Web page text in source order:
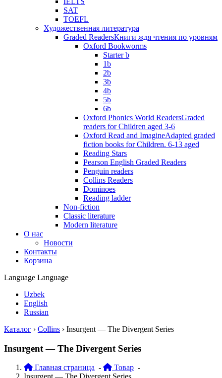
SAT
TOEFL
Художественная литература
Graded ReadersКниги ждя чтения по уровням
Oxford Bookworms
Starter b
1b
2b
3b
4b
5b
6b
Oxford Phonics World ReadersGraded
readers for Children aged 3-6
Oxford Read and ImagineAdapted graded
fiction books for Children. 6-13 aged
Reading Stars
Pearson English Graded Readers
Penguin readers
Collins Readers
Dominoes
Reading ladder
Non-fiction
Classic literature
Modern literature
О нас
Новости
Контакты
Корзина
Language Language
Uzbek
English
Russian
Каталог › Collins › Insurgent — The Divergent Series
Insurgent — The Divergent Series
Главная страница - Товар -